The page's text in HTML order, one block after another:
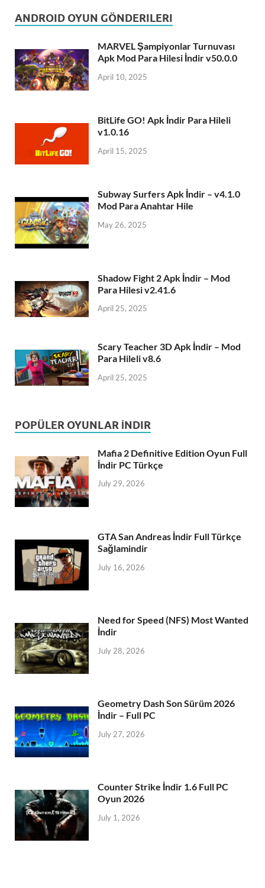
ANDROID OYUN GÖNDERILERI
MARVEL Şampiyonlar Turnuvası
Apk Mod Para Hilesi İndir v50.0.0
April 10, 2025
BitLife GO! Apk İndir Para Hileli
v1.0.16
April 15, 2025
Subway Surfers Apk İndir – v4.1.0
Mod Para Anahtar Hile
May 26, 2025
Shadow Fight 2 Apk İndir – Mod
Para Hilesi v2.41.6
April 25, 2025
Scary Teacher 3D Apk İndir – Mod
Para Hileli v8.6
April 25, 2025
POPÜLER OYUNLAR İNDIR
Mafia 2 Definitive Edition Oyun Full
İndir PC Türkçe
July 29, 2026
GTA San Andreas İndir Full Türkçe
Sağlamindir
July 16, 2026
Need for Speed (NFS) Most Wanted
İndir
July 28, 2026
Geometry Dash Son Sürüm 2026
İndir – Full PC
July 27, 2026
Counter Strike İndir 1.6 Full PC
Oyun 2026
July 1, 2026